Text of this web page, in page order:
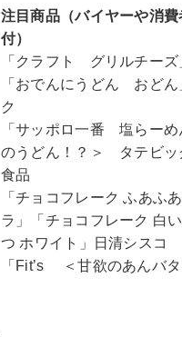
注目商品（バイヤーや消費
付）
「クラフト グリルチーズ
「おでんにうどん おどん
ク
「サッポロ一番 塩らー
のうどん！？＞ タテビッ
食品
「チョコフレーク ふあふ
ラ」「チョコフレーク 白
つ ホワイト」日清シスコ
「Fit’s ＜甘欲のあんバ